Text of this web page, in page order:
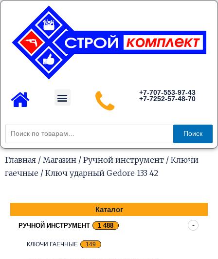
Перейти
содержимому
Menu
+7-707-553-97-43
+7-7252-57-48-70
Искать:
Поиск
Главная / Магазин / Ручной инструмент / Ключи
гаечные / Ключ ударный Gedore 133 42
Каталог
РУЧНОЙ ИНСТРУМЕНТ 1 488
КЛЮЧИ ГАЕЧНЫЕ 149